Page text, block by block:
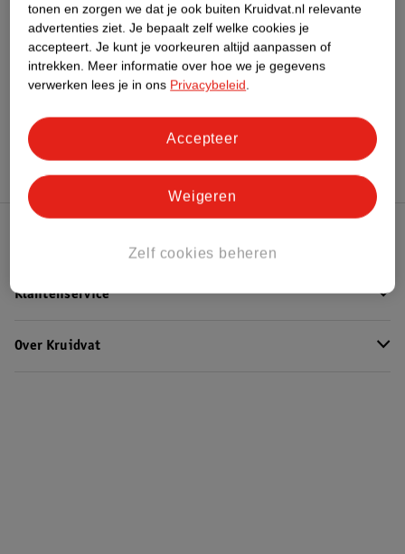
Bekijk ook
MeerGreat Hair Extensions Alle Hair extensions
Hoe controleren wij de reviews?
Klantenservice
Over Kruidvat
tonen en zorgen we dat je ook buiten Kruidvat.nl relevante
advertenties ziet. Je bepaalt zelf welke cookies je
accepteert. Je kunt je voorkeuren altijd aanpassen of
intrekken. Meer informatie over hoe we je gegevens
verwerken lees je in ons Privacybeleid.
Zelf cookies beheren
Weigeren
Accepteer